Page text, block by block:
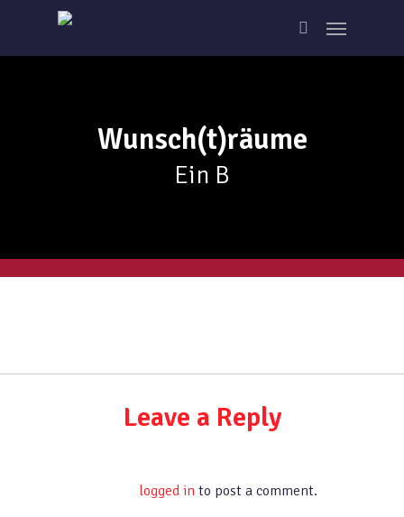
main
search
Menu
Wunsch(t)räume
Ein B
Leave a Reply
logged in to post a comment.